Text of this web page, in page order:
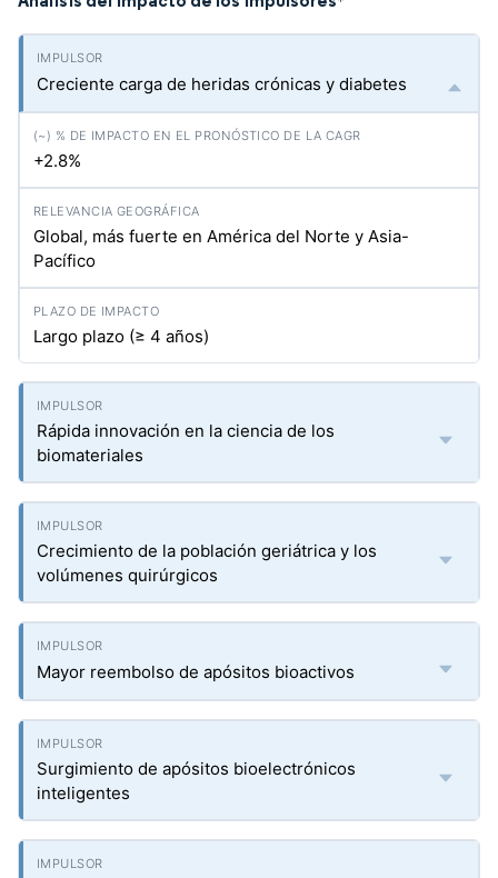
Creciente carga de heridas crónicas y diabetes
+2.8%
Global, más fuerte en América del Norte y Asia-
Pacífico
Largo plazo (≥ 4 años)
Rápida innovación en la ciencia de los
biomateriales
Crecimiento de la población geriátrica y los
volúmenes quirúrgicos
Mayor reembolso de apósitos bioactivos
Surgimiento de apósitos bioelectrónicos
inteligentes